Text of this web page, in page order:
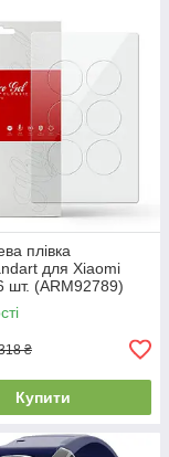
плівка
для Xiaomi
шт. (ARM92789)
₴
Купити